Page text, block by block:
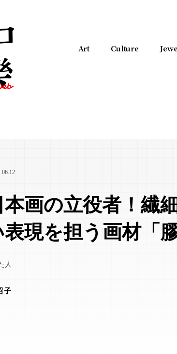
Art Culture
画の立役者！繊
現を担う画材「膠
人
子